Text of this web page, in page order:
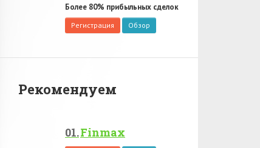
Более 80% прибыльных сделок
Регистрация Обзор
Рекомендуем
Finmax